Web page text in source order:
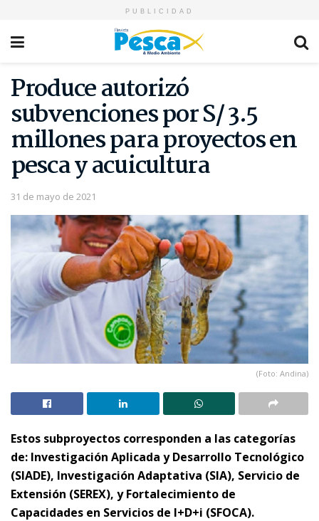
PUBLICIDAD
Produce autorizó
subvenciones por S/ 3.5
millones para proyectos en
pesca y acuicultura
31 de mayo de 2021
(Foto: Andina)
Estos subproyectos corresponden a las categorías
de: Investigación Aplicada y Desarrollo Tecnológico
(SIADE), Investigación Adaptativa (SIA), Servicio de
Extensión (SEREX), y Fortalecimiento de
Capacidades en Servicios de I+D+i (SFOCA).